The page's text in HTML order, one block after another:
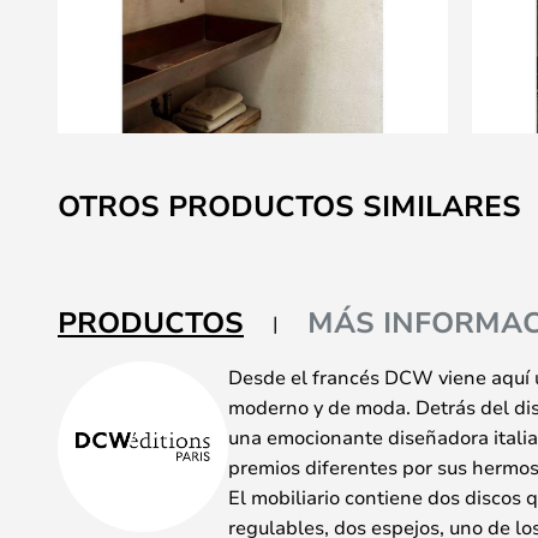
al
comienzo
galería
de
OTROS PRODUCTOS SIMILARES
PRODUCTOS MÁS
Desde el francés DCW viene
moderno y de moda. Detrás del
una emocionante diseñadora
premios diferentes por sus
El mobiliario contiene dos discos
regulables, dos espejos, uno de